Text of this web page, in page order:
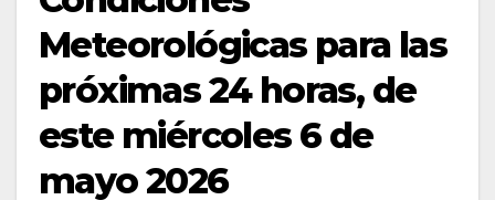
Meteorológicas para las
próximas 24 horas, de
este miércoles 6 de
mayo 2026